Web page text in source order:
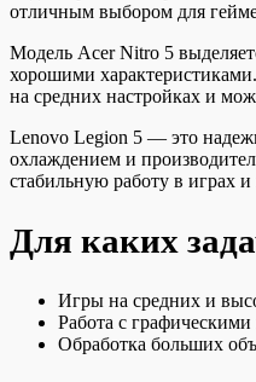
отличным выбором для
Модель Acer Nitro 5
хорошими
на средних настройках и
Lenovo Legion 5 — это
охлаждением и
стабильную работу в играх
Для каких
Игры на средних и
Работа с
Обработка больших